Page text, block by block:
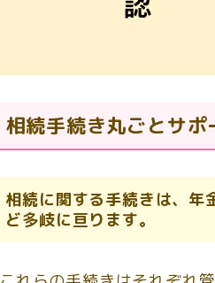
相続手続き丸ごとサポ
相続に関する手続きは、年
ど多岐に亘ります。